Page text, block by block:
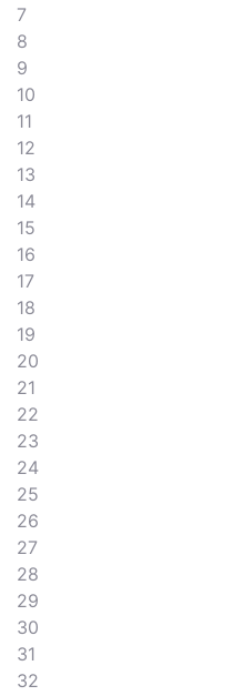
7
8
9
10
11
12
13
14
15
16
17
18
19
20
21
22
23
24
25
26
27
28
29
30
31
32